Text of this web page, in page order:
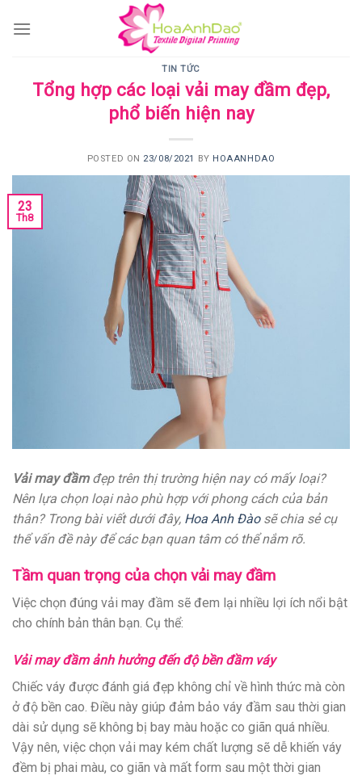
TIN TỨC
Tổng hợp các loại vải may đầm đẹp,
phổ biến hiện nay
POSTED ON 23/08/2021 BY HOAANHDAO
23
Th8
Vải may đầmđẹp trên thị trường hiện nay có mấy loại?
Nên lựa chọn loại nào phù hợp với phong cách của bản
thân? Trong bài viết dưới đây, Hoa Anh Đàosẽ chia sẻ cụ
thể vấn đề này để các bạn quan tâm có thể nắm rõ.
Tầm quan trọng của chọn vải may đầm
Việc chọn đúng vải may đầm sẽ đem lại nhiều lợi ích nổi bật
cho chính bản thân bạn. Cụ thể:
Vải may đầm ảnh hưởng đến độ bền đầm váy
Chiếc váy được đánh giá đẹp không chỉ về hình thức mà còn
ở độ bền cao. Điều này giúp đảm bảo váy đầm sau thời gian
dài sử dụng sẽ không bị bay màu hoặc co giãn quá nhiều.
Vậy nên, việc chọn vải may kém chất lượng sẽ dễ khiến váy
đềm bị phai màu, co giãn và mất form sau một thời gian